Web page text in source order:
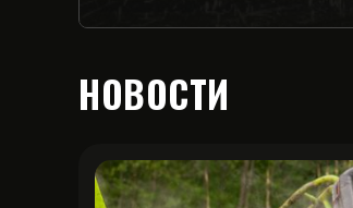
НОВОСТИ